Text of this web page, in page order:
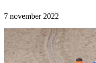
7 november 2022